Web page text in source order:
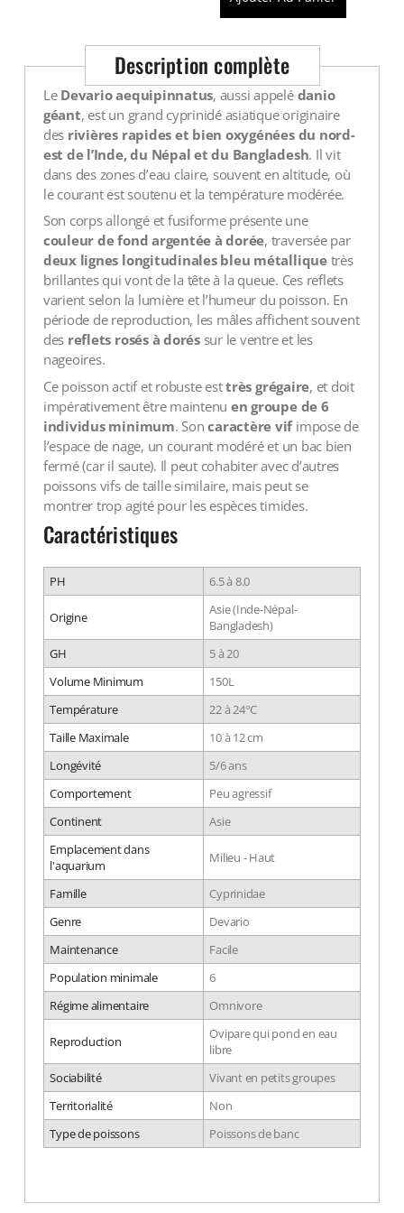
Description complète
Le Devario aequipinnatus, aussi appelé danio
géant, est un grand cyprinidé asiatique originaire
des rivières rapides et bien oxygénées du nord-
est de l’Inde, du Népal et du Bangladesh. Il vit
dans des zones d’eau claire, souvent en altitude, où
le courant est soutenu et la température modérée.
Son corps allongé et fusiforme présente une
couleur de fond argentée à dorée, traversée par
deux lignes longitudinales bleu métalliquetrès
brillantes qui vont de la tête à la queue. Ces reflets
varient selon la lumière et l’humeur du poisson. En
période de reproduction, les mâles affichent souvent
des reflets rosés à doréssur le ventre et les
nageoires.
Ce poisson actif et robuste esttrès grégaire, et doit
impérativement être maintenu en groupe de 6
individus minimum. Soncaractère vifimpose de
l’espace de nage, un courant modéré et un bac bien
fermé (car il saute). Il peut cohabiter avec d’autres
poissons vifs de taille similaire, mais peut se
montrer trop agité pour les espèces timides.
Caractéristiques
PH 6.5 à 8.0
Origine
Asie (Inde-Népal-
Bangladesh)
GH
5 à 20
Volume Minimum
150L
Température
22 à 24°C
Taille Maximale
10 à 12 cm
Longévité
5/6 ans
Comportement
Peu agressif
Continent
Asie
Emplacement dans
l'aquarium
Milieu - Haut
Famille
Cyprinidae
Genre
Devario
Maintenance
Facile
Population minimale
6
Régime alimentaire
Omnivore
Reproduction
Ovipare qui pond en eau
libre
Sociabilité
Vivant en petits groupes
Territorialité
Non
Type de poissons
Poissons de banc